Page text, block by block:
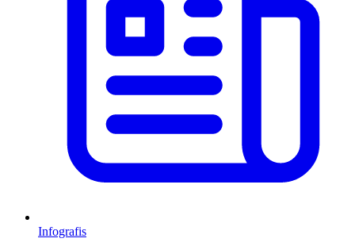
Infografis